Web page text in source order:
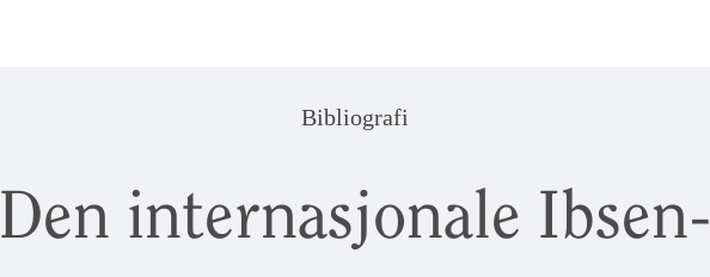
Bibliografi
Den internasjonale Ibsen-